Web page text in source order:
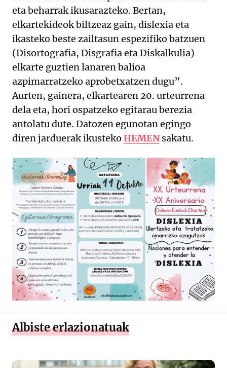
eta beharrak ikusarazteko. Bertan,
elkartekideok biltzeaz gain, dislexia eta
ikasteko beste zailtasun espezifiko batzuen
(Disortografia, Disgrafia eta Diskalkulia)
elkarte guztien lanaren balioa
azpimarratzeko aprobetxatzen dugu”.
Aurten, gainera, elkartearen 20. urteurrena
dela eta, hori ospatzeko egitarau berezia
antolatu dute. Datozen egunotan egingo
diren jarduerak ikusteko HEMEN sakatu.
Albiste erlazionatuak